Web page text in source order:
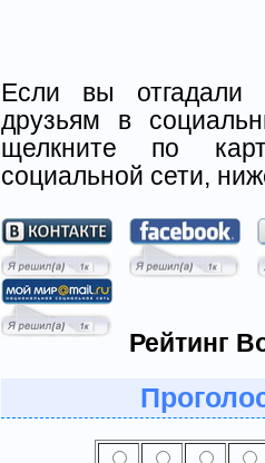
Если вы отгадали
друзьям в
щелкните по
социальной сети,
Рейтинг